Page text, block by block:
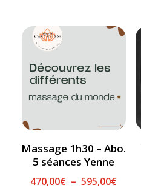
Massage 1h30 – Abo.
5 séances Yenne
470,00€ – 595,00€Plage